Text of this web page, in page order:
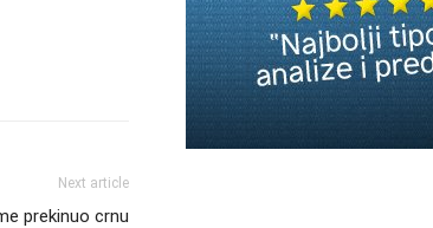
Next article
prekinuo crnu